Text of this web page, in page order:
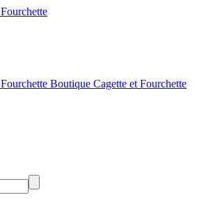
Boutique Cagette et Fourchette